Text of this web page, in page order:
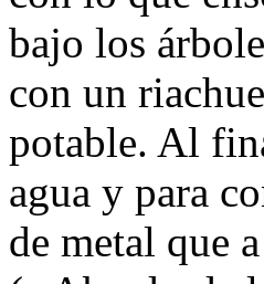
bajo los
con un
potable. Al
agua y para
de metal que